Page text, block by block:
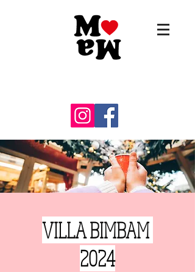
VILLA BIMBAM
2024